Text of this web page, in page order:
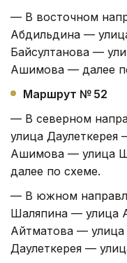
— В восточном
Абдильдина —
Байсултанова —
Ашимова — далее
Маршрут № 52
— В северном
улица
Ашимова — улица
далее по схеме.
— В южном
Шаляпина — улица
Айтматова —
Даулеткерея —